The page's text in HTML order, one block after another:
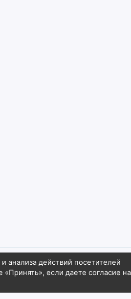
анализа действий посетителей
«Принять», если даете согласие на